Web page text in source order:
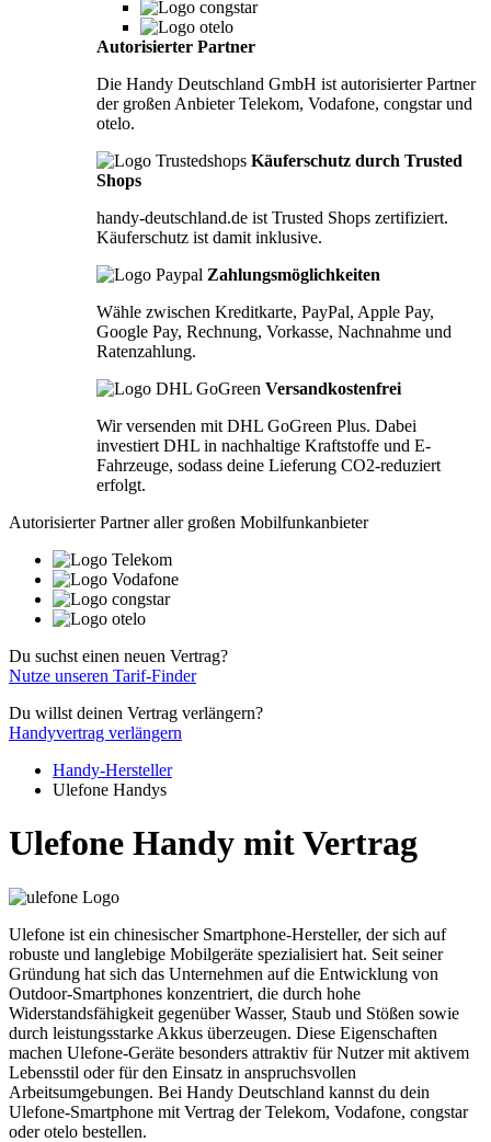
Autorisierter Partner
Die Handy Deutschland GmbH ist autorisierter Partner
der großen Anbieter Telekom, Vodafone, congstar und
otelo.
Käuferschutz durch Trusted
Shops
handy-deutschland.de ist Trusted Shops zertifiziert.
Käuferschutz ist damit inklusive.
Zahlungsmöglichkeiten
Wähle zwischen Kreditkarte, PayPal, Apple Pay,
Google Pay, Rechnung, Vorkasse, Nachnahme und
Ratenzahlung.
Versandkostenfrei
Wir versenden mit DHL GoGreen Plus. Dabei
investiert DHL in nachhaltige Kraftstoffe und E-
Fahrzeuge, sodass deine Lieferung CO2-reduziert
erfolgt.
Autorisierter Partner aller großen Mobilfunkanbieter
Du suchst einen neuen Vertrag?
Nutze unseren Tarif-Finder
Du willst deinen Vertrag verlängern?
Handyvertrag verlängern
Handy-Hersteller
Ulefone Handys
Ulefone Handy mit Vertrag
Ulefone ist ein chinesischer Smartphone-Hersteller, der sich auf
robuste und langlebige Mobilgeräte spezialisiert hat. Seit seiner
Gründung hat sich das Unternehmen auf die Entwicklung von
Outdoor-Smartphones konzentriert, die durch hohe
Widerstandsfähigkeit gegenüber Wasser, Staub und Stößen sowie
durch leistungsstarke Akkus überzeugen. Diese Eigenschaften
machen Ulefone-Geräte besonders attraktiv für Nutzer mit aktivem
Lebensstil oder für den Einsatz in anspruchsvollen
Arbeitsumgebungen. Bei Handy Deutschland kannst du dein
Ulefone-Smartphone mit Vertrag der Telekom, Vodafone, congstar
oder otelo bestellen.